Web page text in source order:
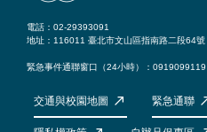
電話：02-29393091
地址：116011 臺北市文山區指南路二段64號
緊急事件通聯窗口（24小時）：
交通與校園地圖 緊急通聯